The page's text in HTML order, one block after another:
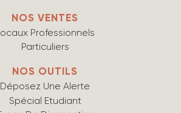
NOS VENTES
Professionnels
Particuliers
NOS OUTILS
Déposez Une Alerte
Spécial Etudiant